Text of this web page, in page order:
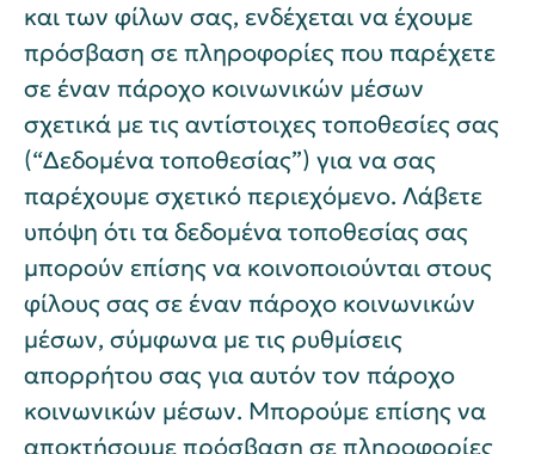
και των φίλων σας, ενδέχεται να έχουμε
πρόσβαση σε πληροφορίες που παρέχετε
σε έναν πάροχο κοινωνικών μέσων
σχετικά με τις αντίστοιχες τοποθεσίες σας
(“Δεδομένα τοποθεσίας”) για να σας
παρέχουμε σχετικό περιεχόμενο. Λάβετε
υπόψη ότι τα δεδομένα τοποθεσίας σας
μπορούν επίσης να κοινοποιούνται στους
φίλους σας σε έναν πάροχο κοινωνικών
μέσων, σύμφωνα με τις ρυθμίσεις
απορρήτου σας για αυτόν τον πάροχο
κοινωνικών μέσων. Μπορούμε επίσης να
αποκτήσουμε πρόσβαση σε πληροφορίες